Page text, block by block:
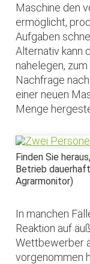
Maschine den
ermöglicht,
Aufgaben
Alternativ kann
nahelegen,
Nachfrage
einer neuen
Menge
Finden Sie
Betrieb
Agrarmonitor)
In manchen
Reaktion auf
Wettbewerber
vorgenommen